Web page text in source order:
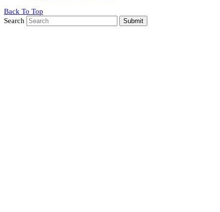
Back To Top
Search
Submit